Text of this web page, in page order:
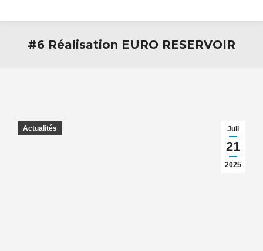
#6 Réalisation EURO RESERVOIR
Juil
21
2025
Actualités